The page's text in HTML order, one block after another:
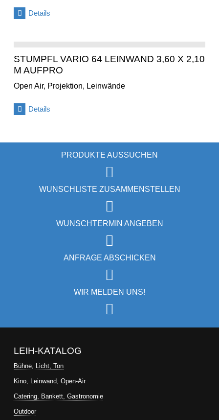
Details
STUMPFL VARIO 64 LEINWAND 3,60 X 2,10
M AUFPRO
Open Air, Projektion, Leinwände
Details
PRODUKTE AUSSUCHEN
WUNSCHLISTE ZUSAMMENSTELLEN
WUNSCHTERMIN ANGEBEN
ANFRAGE ABSCHICKEN
WIR MELDEN UNS!
LEIH-KATALOG
Bühne, Licht, Ton
Kino, Leinwand, Open-Air
Catering, Bankett, Gastronomie
Outdoor